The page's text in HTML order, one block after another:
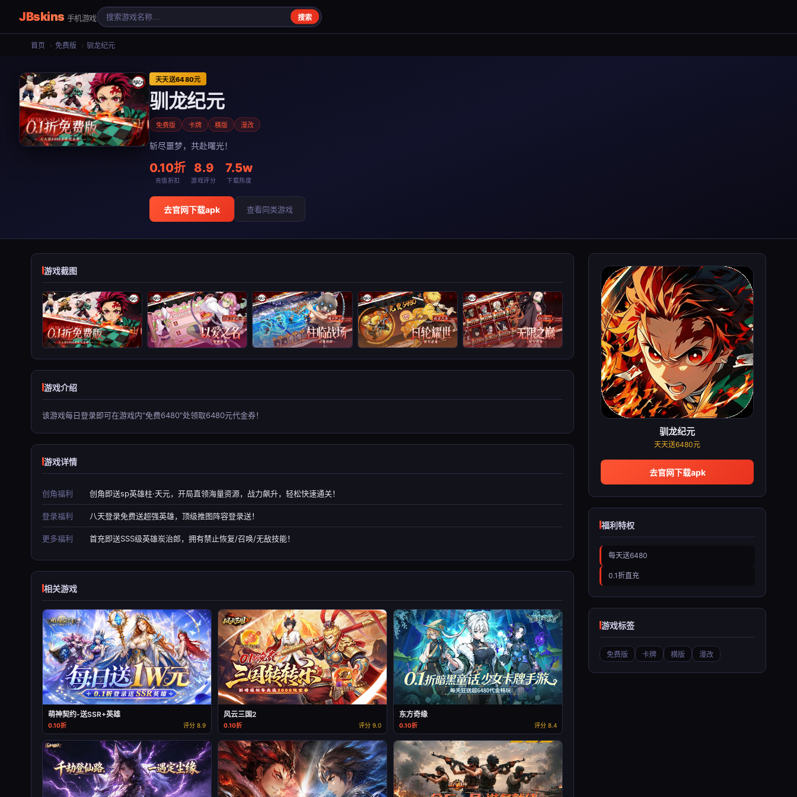
JBskins 手机游戏 搜索
首页 › 免费版 › 驯龙纪元
天天送6480元
驯龙纪元
免费版 卡牌 横版 漫改
斩尽噩梦，共赴曙光！
0.10折
充值折扣
8.9
游戏评分
7.5w
下载热度
去官网下载apk 查看同类游戏
游戏截图
游戏介绍
该游戏每日登录即可在游戏内"免费6480"处领取6480元代金券！
游戏详情
创角福利 创角即送sp英雄柱·天元，开局直领海量资源，战力飙升，轻松快速通关！
登录福利 八天登录免费送超强英雄，顶级推图阵容登录送！
更多福利 首充即送SSS级英雄炭治郎，拥有禁止恢复/召唤/无敌技能！
相关游戏
萌神契约-送SSR+英雄
0.10折 评分 8.9
风云三国2
0.10折 评分 9.0
东方奇缘
0.10折 评分 8.4
驯龙纪元
天天送6480元
去官网下载apk
福利特权
每天送6480
0.1折直充
游戏标签
免费版 卡牌 横版 漫改